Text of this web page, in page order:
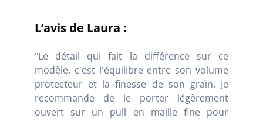
L’avis de Laura :
"Le détail qui fait la différence sur ce
modèle, c'est l'équilibre entre son volume
protecteur et la finesse de son grain. Je
recommande de le porter légèrement
ouvert sur un pull en maille fine pour